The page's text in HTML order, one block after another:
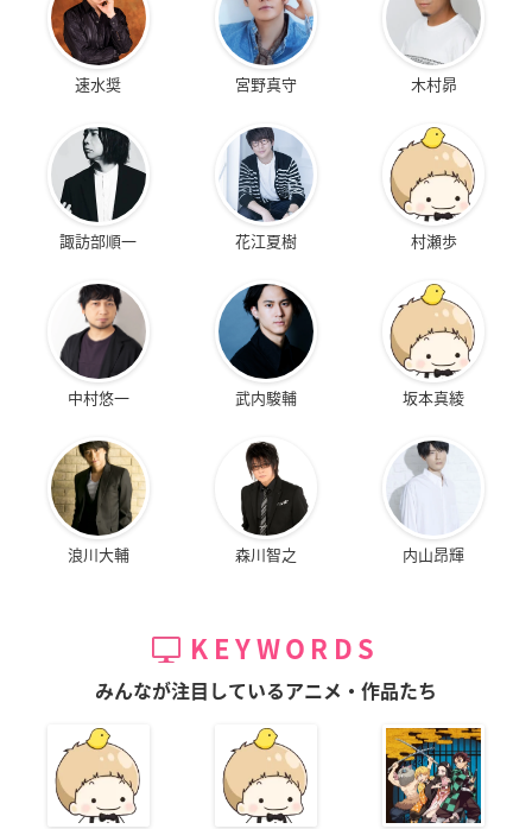
速水奨 宮野真守 木村昴
諏訪部順一 花江夏樹 村瀬歩
中村悠一 武内駿輔 坂本真綾
浪川大輔 森川智之 内山昂輝
KEYWORDS
みんなが注目しているアニメ・作品たち